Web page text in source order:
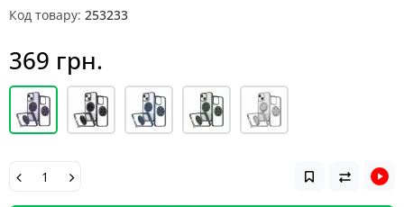
Код товару: 253233
369 грн.